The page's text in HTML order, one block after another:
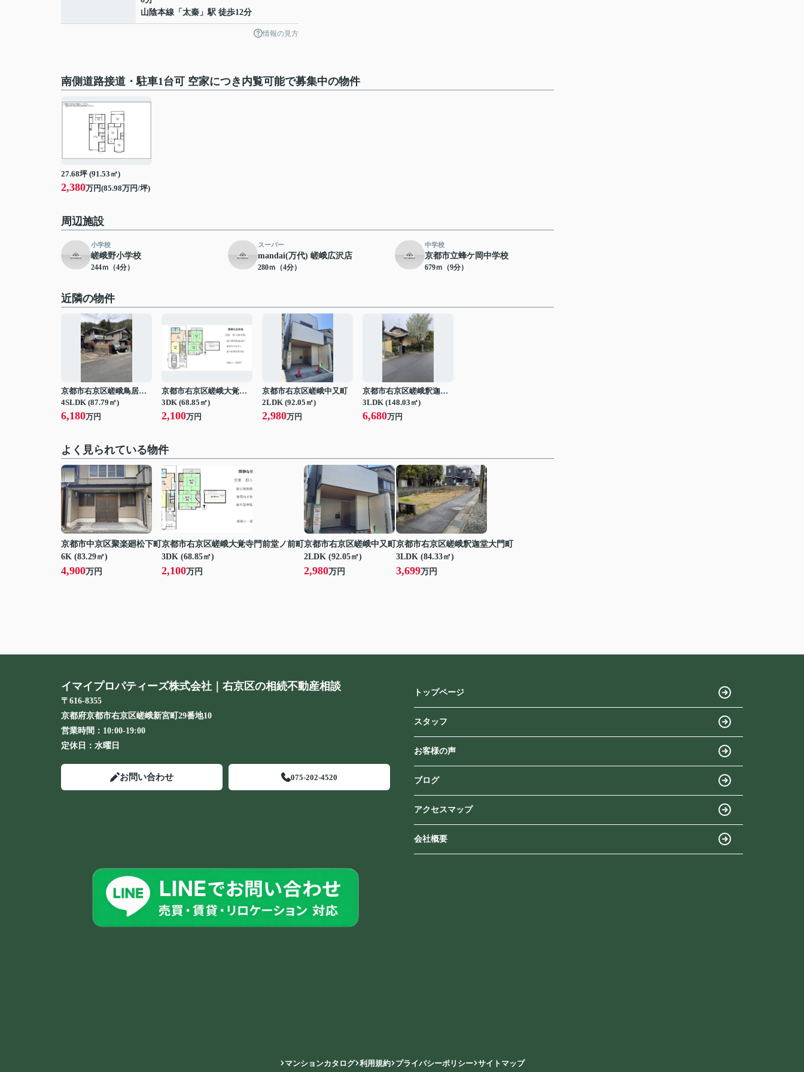
山陰本線 「 太秦 」駅 徒歩12分
情報の見方
南側道路接道・駐車1台可 空家につき内覧可能で募集中の物件
27.68坪 (91.53㎡)
2,380万円(85.98万円/坪)
周辺施設
小学校
嵯峨野小学校
244ｍ（4分）
スーパー
mandai(万代) 嵯峨広沢店
280ｍ（4分）
中学校
京都市立蜂ケ岡中学校
679ｍ（9分）
近隣の物件
京都市右京区嵯峨鳥居本仙翁町
4SLDK (87.79㎡)
6,180万円
京都市右京区嵯峨大覚寺門前堂ノ前町
3DK (68.85㎡)
2,100万円
京都市右京区嵯峨中又町
2LDK (92.05㎡)
2,980万円
京都市右京区嵯峨釈迦堂藤ノ木町
3LDK (148.03㎡)
6,680万円
よく見られている物件
京都市中京区聚楽廻松下町
6K (83.29㎡)
4,900万円
京都市右京区嵯峨大覚寺門前堂ノ前町
3DK (68.85㎡)
2,100万円
京都市右京区嵯峨中又町
2LDK (92.05㎡)
2,980万円
京都市右京区嵯峨釈迦堂大門町
3LDK (84.33㎡)
3,699万円
イマイプロパティーズ株式会社｜右京区の相続不動産相談
〒616-8355
京都府京都市右京区嵯峨新宮町29番地10
営業時間： 10:00-19:00
定休日： 水曜日
お問い合わせ 075-202-4520
トップページ
スタッフ
お客様の声
ブログ
アクセスマップ
会社概要
マンションカタログ 利用規約 プライバシーポリシー サイトマップ